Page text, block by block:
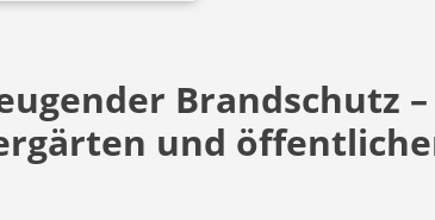
Brandschutz
und